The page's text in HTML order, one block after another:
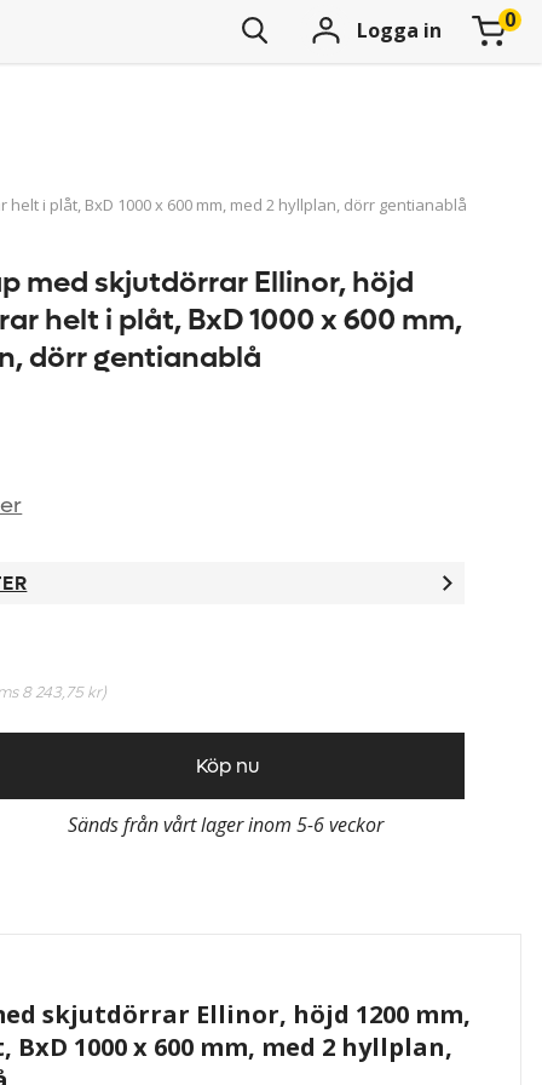
Logga in
i plåt, BxD 1000 x 600 mm, med 2 hyllplan, dörr gentianablå
med skjutdörrar Ellinor, höjd
helt i plåt, BxD 1000 x 600 mm,
dörr gentianablå
8 243,75 kr)
Köp nu
Sänds från vårt lager inom 5-6 veckor
skjutdörrar Ellinor, höjd 1200 mm,
1000 x 600 mm, med 2 hyllplan,